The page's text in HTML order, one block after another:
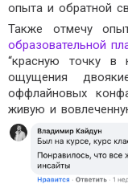
опыта и обратной
Также отмечу
образовательной
“красную точку
ощущения
оффлайновых
живую и